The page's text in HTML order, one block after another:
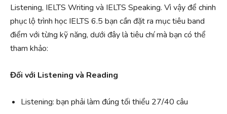
Listening, IELTS Writing và IELTS Speaking. Vì vậy để chinh
phục lộ trình học IELTS 6.5 bạn cần đặt ra mục tiêu band
điểm với từng kỹ năng, dưới đây là tiêu chí mà bạn có thể
tham khảo:
Đối với Listening và Reading
Listening: bạn phải làm đúng tối thiểu 27/40 câu